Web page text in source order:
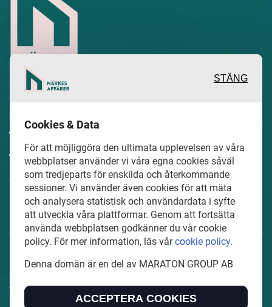
värdefulla berättelser och reportage
från och om det lokala näringslivet och
dess aktörer samt en hel del annan
läsvärt innehåll.
NarkesAffarer.se är en del av mediakoncernen MARATON
tidningsvarumärken i Europa.
STÄNG
Cookies & Data
För att möjliggöra den ultimata upplevelsen av våra
webbplatser använder vi våra egna cookies såväl
som tredjeparts för enskilda och återkommande
sessioner. Vi använder även cookies för att mäta
och analysera statistisk och användardata i syfte
att utveckla våra plattformar. Genom att fortsätta
använda webbplatsen godkänner du vår cookie
policy. För mer information, läs vårcookie policy.
Denna domän är en del av MARATON GROUP AB
ACCEPTERA COOKIES